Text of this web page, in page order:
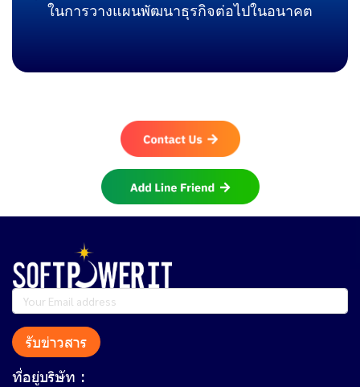
ในการวางแผนพัฒนาธุรกิจต่อไปในอนาคต
รับข่าวสาร
ที่อยู่บริษัท :